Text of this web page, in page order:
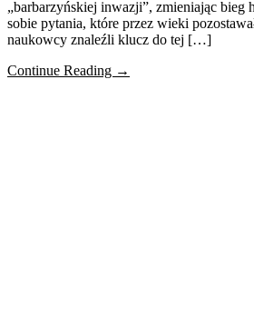
„barbarzyńskiej inwazji”, zmieniając bieg
sobie pytania, które przez wieki
naukowcy znaleźli klucz do tej […]
Continue Reading →